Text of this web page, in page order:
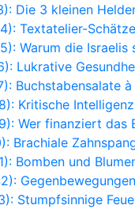
Die 3 kleinen
Textatelier-
Warum die Israelis
Lukrative
Buchstabensalate
Kritische
Wer finanziert das
Brachiale
Bomben und
Stumpfsinnige